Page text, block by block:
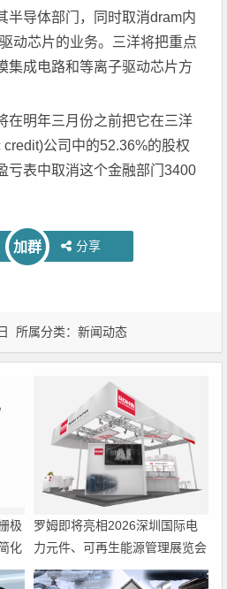
导体部门，同时取消dram内
动芯片的业务。三洋将把重点
集成电路和等离子驱动芯片方
明年三月份之前把它在三洋
公司中的52.36%的股权
亏表中取消这个金融部门3400
加群 分享
所属分类：新闻动态
极
化
罗姆即将亮相2026深圳国际电
力元件、可再生能源管理展览会
暨研讨会